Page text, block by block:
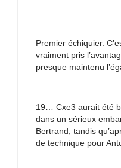
Premier échiquier.
vraiment pris
presque maintenu
19… Cxe3 aurait été
dans un sérieux
Bertrand, tandis
de technique pour